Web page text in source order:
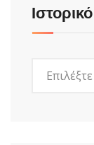
Ιστορικό